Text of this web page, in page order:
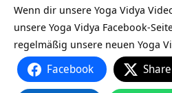
Wenn dir unsere Yoga Vidya
unsere Yoga Vidya Facebook-
regelmäßig unsere neuen Yoga
Facebook